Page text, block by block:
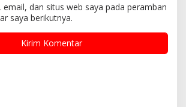
email, dan situs web saya pada peramban
saya berikutnya.